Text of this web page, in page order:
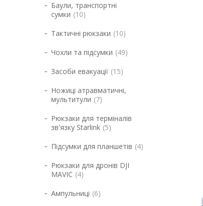
Баули, транспортні
сумки 10
Тактичні рюкзаки 10
Чохли та підсумки 49
Засоби евакуації 15
Ножиці атравматичні,
мультитули 7
Рюкзаки для терміналів
зв'язку Starlink 5
Підсумки для планшетів 4
Рюкзаки для дронів DJI
MAVIC 4
Ампульниці 6